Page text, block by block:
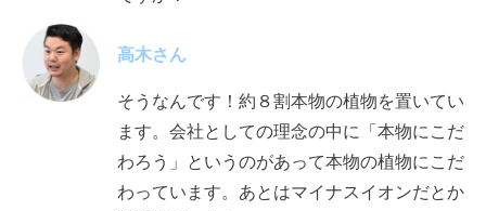
高木さん
そうなんです！約 ８割本物の植物を置いてい
ます。会社としての理念の中に「本物にこだ
わろう」というのがあって本物の植物にこだ
わっています。あとはマイナスイオンだとか